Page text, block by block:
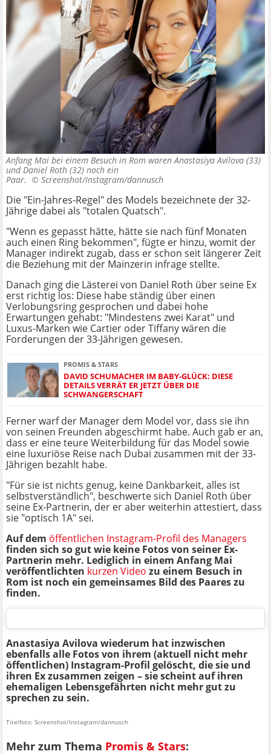
Anfang Mai bei einem Besuch in Rom waren Anastasiya Avilova (33)
und Daniel Roth (32) noch ein
Paar. © Screenshot/Instagram/dannusch
Die "Ein-Jahres-Regel" des Models bezeichnete der 32-
Jährige dabei als "totalen Quatsch".
"Wenn es gepasst hätte, hätte sie nach fünf Monaten
auch einen Ring bekommen", fügte er hinzu, womit der
Manager indirekt zugab, dass er schon seit längerer Zeit
die Beziehung mit der Mainzerin infrage stellte.
Danach ging die Lästerei von Daniel Roth über seine Ex
erst richtig los: Diese habe ständig über einen
Verlobungsring gesprochen und dabei hohe
Erwartungen gehabt: "Mindestens zwei Karat" und
Luxus-Marken wie Cartier oder Tiffany wären die
Forderungen der 33-Jährigen gewesen.
PROMIS & STARS
DAVID SCHUMACHER IM BABY-GLÜCK: DIESE
DETAILS VERRÄT ER JETZT ÜBER DIE
SCHWANGERSCHAFT
Ferner warf der Manager dem Model vor, dass sie ihn
von seinen Freunden abgeschirmt habe. Auch gab er an,
dass er eine teure Weiterbildung für das Model sowie
eine luxuriöse Reise nach Dubai zusammen mit der 33-
Jährigen bezahlt habe.
"Für sie ist nichts genug, keine Dankbarkeit, alles ist
selbstverständlich", beschwerte sich Daniel Roth über
seine Ex-Partnerin, der er aber weiterhin attestiert, dass
sie "optisch 1A" sei.
Auf dem öffentlichen Instagram-Profil des Managers
finden sich so gut wie keine Fotos von seiner Ex-
Partnerin mehr. Lediglich in einem Anfang Mai
veröffentlichten kurzen Video zu einem Besuch in
Rom ist noch ein gemeinsames Bild des Paares zu
finden.
Anastasiya Avilova wiederum hat inzwischen
ebenfalls alle Fotos von ihrem (aktuell nicht mehr
öffentlichen) Instagram-Profil gelöscht, die sie und
ihren Ex zusammen zeigen – sie scheint auf ihren
ehemaligen Lebensgefährten nicht mehr gut zu
sprechen zu sein.
Titelfoto: Screenshot/Instagram/dannusch
Mehr zum Thema Promis & Stars: